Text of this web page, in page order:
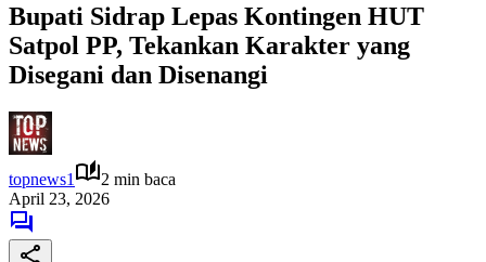
Bupati Sidrap Lepas Kontingen HUT
Satpol PP, Tekankan Karakter yang
Disegani dan Disenangi
topnews1
2 min baca
April 23, 2026